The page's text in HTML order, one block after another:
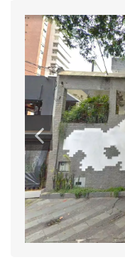
Previous